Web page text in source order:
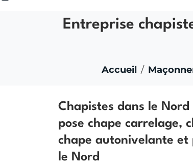
Entreprise
Accueil
Chapistes dans le
pose chape carrelage,
chape autonivelante et
le Nord